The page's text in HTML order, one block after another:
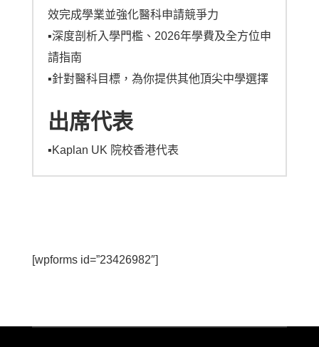
效完成學業並強化醫科申請競爭力
▪︎深度剖析入學門檻、2026年學費及全方位申
請指南
▪︎針對醫科目標，為你提供其他頂尖中學選擇
出席代表
▪︎Kaplan UK 院校香港代表
[wpforms id=”23426982″]